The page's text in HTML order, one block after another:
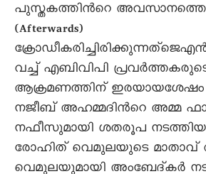
പുസ്തകത്തിന്‍റെ അവസാനത്തെ
(Afterwards)
വച്ച് എബിവിപി
ആക്രമണത്തിന് ഇരയായശേഷം
നജീബ് അഹമ്മദിന്‍റെ അമ്മ
നഫീസുമായി ശതരൂപ
രോഹിത് വെമുലയുടെ മാതാവ്
വെമുലയുമായി അംബേദ്കര്‍